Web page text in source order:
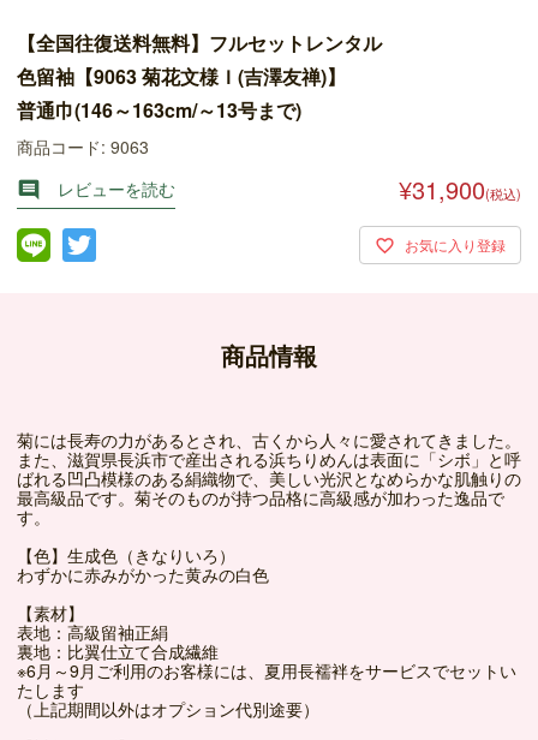
【全国往復送料無料】フルセットレンタル
色留袖【9063 菊花文様Ｉ(吉澤友禅)】
普通巾(146～163cm/～13号まで)
商品コード: 9063

レビューを読む ¥31,900(税込)
商品情報
菊には長寿の力があるとされ、古くから人々に愛されてきました。
また、滋賀県長浜市で産出される浜ちりめんは表面に「シボ」と呼
ばれる凹凸模様のある絹織物で、美しい光沢となめらかな肌触りの
最高級品です。菊そのものが持つ品格に高級感が加わった逸品で
す。
【色】生成色（きなりいろ）
わずかに赤みがかった黄みの白色
【素材】
表地：高級留袖正絹
裏地：比翼仕立て合成繊維
※6月～9月ご利用のお客様には、夏用長襦袢をサービスでセットい
たします
（上記期間以外はオプション代別途要）